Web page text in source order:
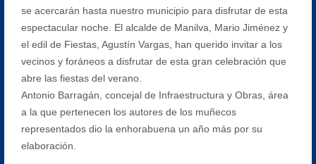
se acercarán hasta nuestro municipio para disfrutar de esta
espectacular noche. El alcalde de Manilva, Mario Jiménez y
el edil de Fiestas, Agustín Vargas, han querido invitar a los
vecinos y foráneos a disfrutar de esta gran celebración que
abre las fiestas del verano.
Antonio Barragán, concejal de Infraestructura y Obras, área
a la que pertenecen los autores de los muñecos
representados dio la enhorabuena un año más por su
elaboración.